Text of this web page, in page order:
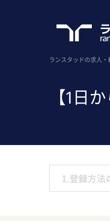
ランスタッドの求人・
【1日